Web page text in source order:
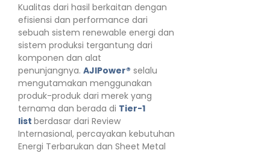
Kualitas dari hasil berkaitan dengan
efisiensi dan performance dari
sebuah sistem renewable energi dan
sistem produksi tergantung dari
komponen dan alat
penunjangnya. AJIPower® selalu
mengutamakan menggunakan
produk-produk dari merek yang
ternama dan berada di Tier-1
list berdasar dari Review
Internasional, percayakan kebutuhan
Energi Terbarukan dan Sheet Metal